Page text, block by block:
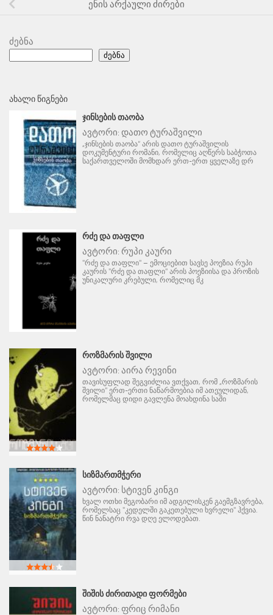
ენის არქაული ძირები
ძებნა
ძებნა
ᲐᲮᲐᲚᲘ ᲬᲘᲒᲜᲔᲑᲘ
ᲯᲘᲜᲡᲔᲑᲘᲡ ᲗᲐᲝᲑᲐ
ავტორი: დათო ტურაშვილი
„ჯინსების თაობა“ არის დათო ტურაშვილის
დოკუმენტური რომანი, რომელიც აღწერს საბჭოთა
საქართველოში მომხდარ ერთ-ერთ ყველაზე დრ
ᲠᲫᲔ ᲓᲐ ᲗᲐᲤᲚᲘ
ავტორი: რუპი კაური
"რძე და თაფლი" – ემოციებით სავსე პოეზია რუპი
კაურის "რძე და თაფლი" არის პოეზიისა და პროზის
უნიკალური კრებული, რომელიც მკ
ᲠᲝᲖᲛᲐᲠᲘᲡ ᲨᲕᲘᲚᲘ
ავტორი: აირა რევინი
თავისუფლად შეგვიძლია ვთქვათ, რომ „როზმარის
შვილი" ერთ-ერთი ნაწარმოებია იმ ათეულიდან,
რომელმაც დიდი გავლენა მოახდინა საში
ᲡᲘᲖᲛᲐᲠᲗᲛᲭᲔᲠᲘ
ავტორი: სტივენ კინგი
ხვალ ოთხი მეგობარი იმ ადგილისკენ გაემგზავრება,
რომელსაც "კედელში გაკეთებული ხვრელი" ჰქვია.
წინ ნანატრი რვა დღე ელოდებათ.
ᲨᲘᲨᲘᲡ ᲫᲘᲠᲘᲗᲐᲓᲘ ᲤᲝᲠᲛᲔᲑᲘ
ავტორი: ფრიც რიმანი